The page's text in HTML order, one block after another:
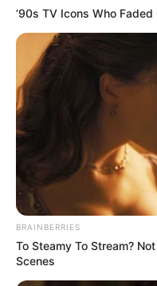
’90s TV Icons Who
BRAINBERRIES
To Steamy To Stream?
Scenes